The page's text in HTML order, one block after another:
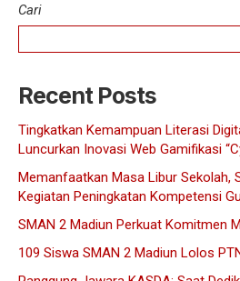
Cari
Recent Posts
Tingkatkan Kemampuan Literasi
Luncurkan Inovasi Web Gamifikasi
Memanfaatkan Masa Libur Sekolah,
Kegiatan Peningkatan Kompetensi
SMAN 2 Madiun Perkuat Komitmen
109 Siswa SMAN 2 Madiun Lolos